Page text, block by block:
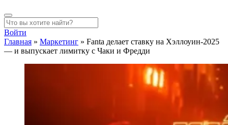
Войти
Главная » Маркетинг » Fanta делает ставку на Хэллоуин-2025
— и выпускает лимитку с Чаки и Фредди